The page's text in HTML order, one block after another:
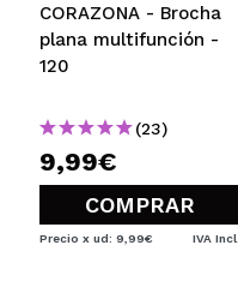
CORAZONA - Brocha
plana multifunción -
120
(23)
9,99€
COMPRAR
Precio x ud: 9,99€ IVA Incl.